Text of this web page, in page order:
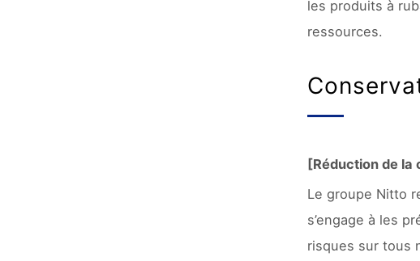
les produits à
ressources.
[Réduction de la
Le groupe Nitto
s’engage à les
risques sur tous